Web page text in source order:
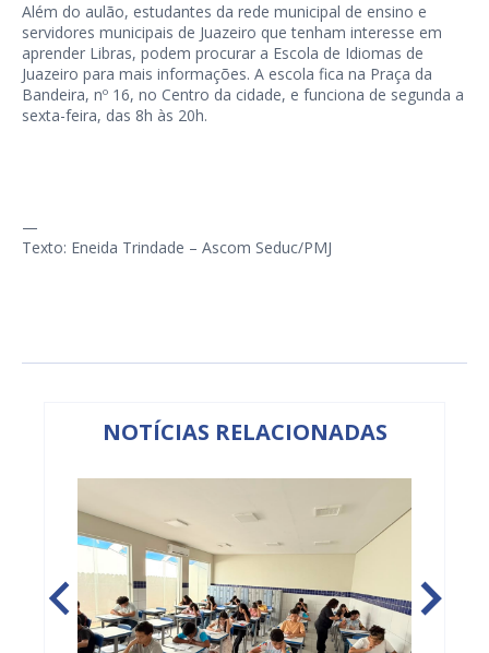
Além do aulão, estudantes da rede municipal de ensino e
servidores municipais de Juazeiro que tenham interesse em
aprender Libras, podem procurar a Escola de Idiomas de
Juazeiro para mais informações. A escola fica na Praça da
Bandeira, nº 16, no Centro da cidade, e funciona de segunda a
sexta-feira, das 8h às 20h.
—
Texto: Eneida Trindade – Ascom Seduc/PMJ
NOTÍCIAS RELACIONADAS